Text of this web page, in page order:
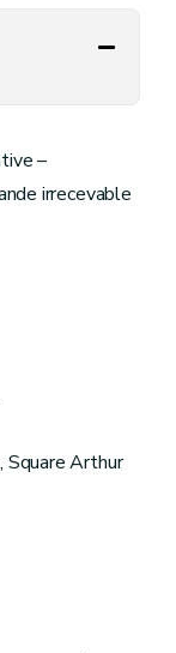
–
irrecevable
Arthur